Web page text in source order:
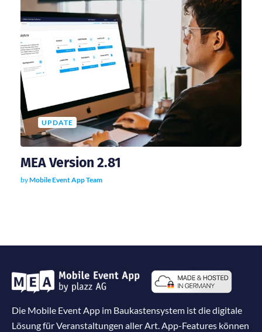
UPDATE
MEA Version 2.81
byMobile Event App Team
Die Mobile Event App im Baukastensystem ist die digitale
Lösung für Veranstaltungen aller Art. App-Features können